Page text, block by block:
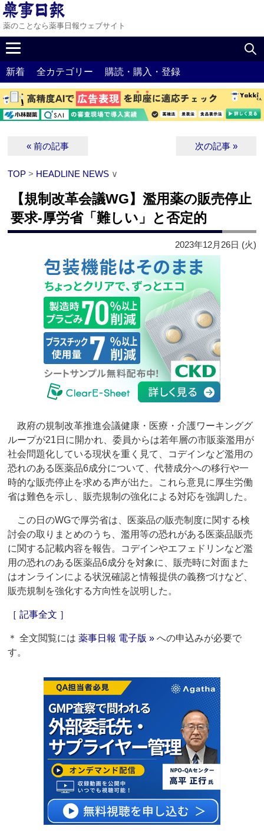
薬のことなら薬事日報ウェブサイト
新着 全カテゴリー 購読・購入・登録
« 前の記事 次の記事 »
TOP > HEADLINE NEWS ∨
【規制改革会議WG】濫用薬の販売停止
要求‐厚労省「難しい」と否定的
2023年12月26日 (火)
政府の規制改革推進会議健康・医療・介護ワーキンググ
ループが21日に開かれ、委員からは若年層の市販薬濫用が
社会問題化している現状を重く見て、コデインなど濫用の
恐れのある医薬品6成分について、代替成分への移行や一
時的な販売停止を求める声が出た。これら意見に厚生労働
省は難色を示し、販売規制の強化による対応を強調した。
この日のWGで厚労省は、医薬品の販売制度に関する検
討会の取りまとめのうち、濫用等の恐れがある医薬品販売
に関する記載内容を報告。コデインやエフェドリンなど濫
用の恐れのある医薬品6成分を対象に、販売時に対面また
はオンラインによる状況確認と情報提供の義務づけなど、
販売規制を強化する方向性を説明した。
［ 記事全文 ］
＊ 全文閲覧には薬事日報 電子版 » への申込みが必要で
す。